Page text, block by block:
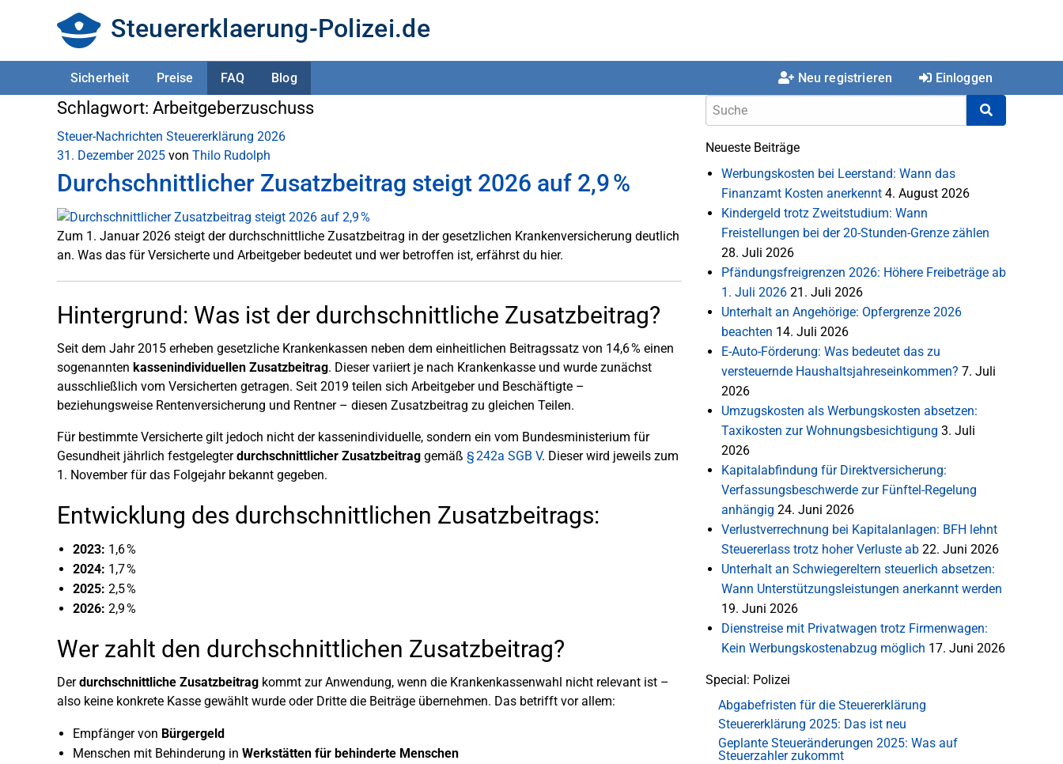
Steuererklaerung-Polizei.de
Sicherheit Preise FAQ Blog Neu registrieren Einloggen
Schlagwort: Arbeitgeberzuschuss
Steuer-Nachrichten Steuererklärung 2026
31. Dezember 2025 von Thilo Rudolph
Durchschnittlicher Zusatzbeitrag steigt 2026 auf 2,9 %
Zum 1. Januar 2026 steigt der durchschnittliche Zusatzbeitrag in der gesetzlichen Krankenversicherung deutlich
an. Was das für Versicherte und Arbeitgeber bedeutet und wer betroffen ist, erfährst du hier.
Hintergrund: Was ist der durchschnittliche Zusatzbeitrag?
Seit dem Jahr 2015 erheben gesetzliche Krankenkassen neben dem einheitlichen Beitragssatz von 14,6 % einen
sogenannten kassenindividuellen Zusatzbeitrag. Dieser variiert je nach Krankenkasse und wurde zunächst
ausschließlich vom Versicherten getragen. Seit 2019 teilen sich Arbeitgeber und Beschäftigte –
beziehungsweise Rentenversicherung und Rentner – diesen Zusatzbeitrag zu gleichen Teilen.
Für bestimmte Versicherte gilt jedoch nicht der kassenindividuelle, sondern ein vom Bundesministerium für
Gesundheit jährlich festgelegterdurchschnittlicher Zusatzbeitrag gemäß § 242a SGB V. Dieser wird jeweils zum
1. November für das Folgejahr bekannt gegeben.
Entwicklung des durchschnittlichen Zusatzbeitrags:
2023: 1,6 %
2024: 1,7 %
2025: 2,5 %
2026: 2,9 %
Wer zahlt den durchschnittlichen Zusatzbeitrag?
Derdurchschnittliche Zusatzbeitrag kommt zur Anwendung, wenn die Krankenkassenwahl nicht relevant ist –
also keine konkrete Kasse gewählt wurde oder Dritte die Beiträge übernehmen. Das betrifft vor allem:
Empfänger von Bürgergeld
Menschen mit Behinderung in Werkstätten für behinderte Menschen
Neueste Beiträge
Werbungskosten bei Leerstand: Wann das
Finanzamt Kosten anerkennt 4. August 2026
Kindergeld trotz Zweitstudium: Wann
Freistellungen bei der 20-Stunden-Grenze zählen
28. Juli 2026
Pfändungsfreigrenzen 2026: Höhere Freibeträge ab
1. Juli 2026 21. Juli 2026
Unterhalt an Angehörige: Opfergrenze 2026
beachten 14. Juli 2026
E-Auto-Förderung: Was bedeutet das zu
versteuernde Haushaltsjahreseinkommen? 7. Juli
2026
Umzugskosten als Werbungskosten absetzen:
Taxikosten zur Wohnungsbesichtigung 3. Juli
2026
Kapitalabfindung für Direktversicherung:
Verfassungsbeschwerde zur Fünftel-Regelung
anhängig 24. Juni 2026
Verlustverrechnung bei Kapitalanlagen: BFH lehnt
Steuererlass trotz hoher Verluste ab 22. Juni 2026
Unterhalt an Schwiegereltern steuerlich absetzen:
Wann Unterstützungsleistungen anerkannt werden
19. Juni 2026
Dienstreise mit Privatwagen trotz Firmenwagen:
Kein Werbungskostenabzug möglich 17. Juni 2026
Special: Polizei
Abgabefristen für die Steuererklärung
Steuererklärung 2025: Das ist neu
Geplante Steueränderungen 2025: Was auf
Steuerzahler zukommt